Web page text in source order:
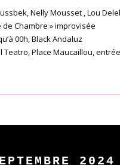
Nelly Mousset , Lou
de Chambre » improvisée
00h, Black Andaluz
Teatro, Place Maucaillou,
2024